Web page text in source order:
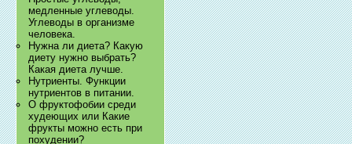
медленные углеводы.
Углеводы в организме
человека.
Нужна ли диета? Какую
диету нужно выбрать?
Какая диета лучше.
Нутриенты. Функции
нутриентов в питании.
О фруктофобии среди
худеющих или Какие
фрукты можно есть при
похудении?